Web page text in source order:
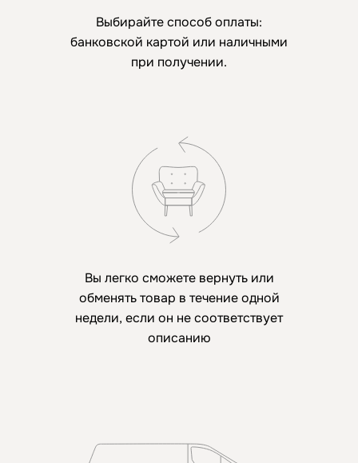
Выбирайте способ оплаты:
банковской картой или наличными
при получении.
Вы легко сможете вернуть или
обменять товар в течение одной
недели, если он не соответствует
описанию